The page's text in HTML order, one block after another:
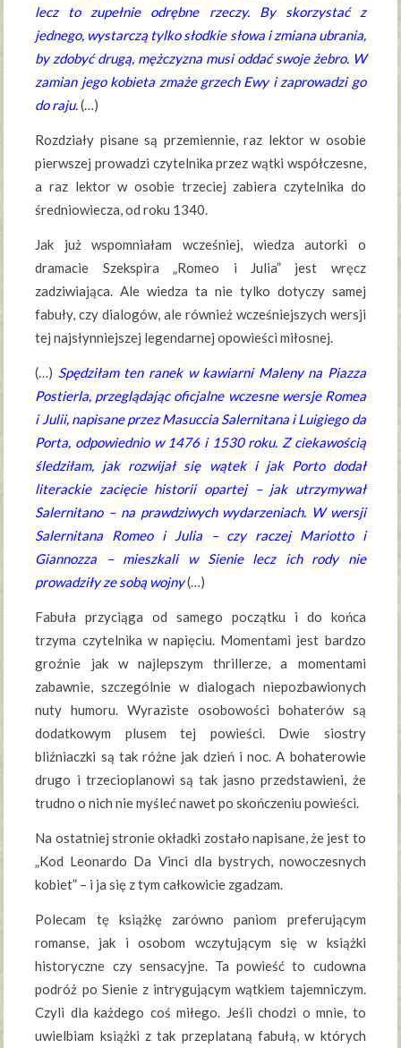
lecz to zupełnie odrębne rzeczy. By skorzystać z
jednego, wystarczą tylko słodkie słowa i zmiana ubrania,
by zdobyć drugą, mężczyzna musi oddać swoje żebro. W
zamian jego kobieta zmaże grzech Ewy i zaprowadzi go
do raju.(…)
Rozdziały pisane są przemiennie, raz lektor w osobie
pierwszej prowadzi czytelnika przez wątki współczesne,
a raz lektor w osobie trzeciej zabiera czytelnika do
średniowiecza, od roku 1340.
Jak już wspomniałam wcześniej, wiedza autorki o
dramacie Szekspira „Romeo i Julia” jest wręcz
zadziwiająca. Ale wiedza ta nie tylko dotyczy samej
fabuły, czy dialogów, ale również wcześniejszych wersji
tej najsłynniejszej legendarnej opowieści miłosnej.
(…) Spędziłam ten ranek w kawiarni Maleny na Piazza
Postierla, przeglądając oficjalne wczesne wersje Romea
i Julii, napisane przez Masuccia Salernitana i Luigiego da
Porta, odpowiednio w 1476 i 1530 roku. Z ciekawością
śledziłam, jak rozwijał się wątek i jak Porto dodał
literackie zacięcie historii opartej – jak utrzymywał
Salernitano – na prawdziwych wydarzeniach. W wersji
Salernitana Romeo i Julia – czy raczej Mariotto i
Giannozza – mieszkali w Sienie lecz ich rody nie
prowadziły ze sobą wojny(…)
Fabuła przyciąga od samego początku i do końca
trzyma czytelnika w napięciu. Momentami jest bardzo
groźnie jak w najlepszym thrillerze, a momentami
zabawnie, szczególnie w dialogach niepozbawionych
nuty humoru. Wyraziste osobowości bohaterów są
dodatkowym plusem tej powieści. Dwie siostry
bliźniaczki są tak różne jak dzień i noc. A bohaterowie
drugo i trzecioplanowi są tak jasno przedstawieni, że
trudno o nich nie myśleć nawet po skończeniu powieści.
Na ostatniej stronie okładki zostało napisane, że jest to
„Kod Leonardo Da Vinci dla bystrych, nowoczesnych
kobiet” – i ja się z tym całkowicie zgadzam.
Polecam tę książkę zarówno paniom preferującym
romanse, jak i osobom wczytującym się w książki
historyczne czy sensacyjne. Ta powieść to cudowna
podróż po Sienie z intrygującym wątkiem tajemniczym.
Czyli dla każdego coś miłego. Jeśli chodzi o mnie, to
uwielbiam książki z tak przeplataną fabułą, w których